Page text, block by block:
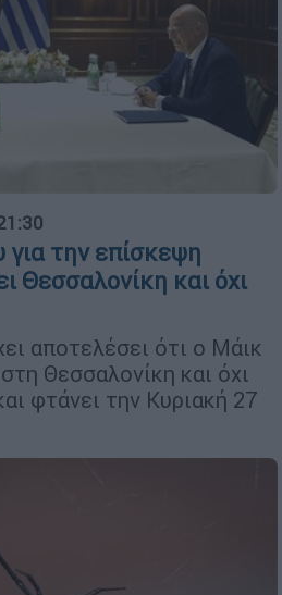
για την επίσκεψη
Θεσσαλονίκη και όχι
αποτελέσει ότι ο Μάικ
Θεσσαλονίκη και όχι
φτάνει την Κυριακή 27